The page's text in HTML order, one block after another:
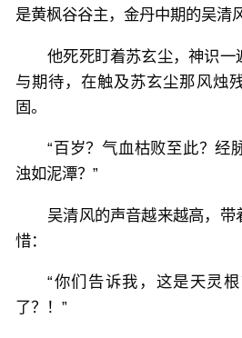
是黄枫谷谷主，金丹中期的吴清
他死死盯着苏玄尘，神识一
与期待，在触及苏玄尘那风烛
固。
“百岁？气血枯败至此？经
浊如泥潭？”
吴清风的声音越来越高，
惜：
“你们告诉我，这是天灵
了？！”